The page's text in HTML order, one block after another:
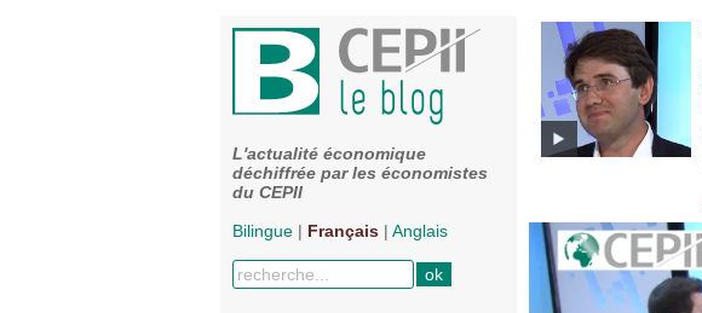
L'actualité économique
déchiffrée par les économistes
du CEPII
Bilingue | Français | Anglais